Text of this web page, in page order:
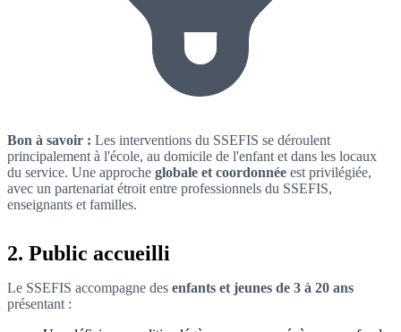
Bon à savoir : Les interventions du SSEFIS se déroulent
principalement à l'école, au domicile de l'enfant et dans les locaux
du service. Une approche globale et coordonnée est privilégiée,
avec un partenariat étroit entre professionnels du SSEFIS,
enseignants et familles.
2. Public accueilli
Le SSEFIS accompagne des enfants et jeunes de 3 à 20 ans
présentant :